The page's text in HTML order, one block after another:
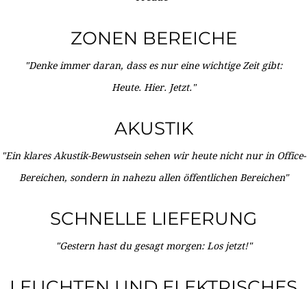
ZONEN BEREICHE
"Denke immer daran, dass es nur eine wichtige Zeit gibt:
Heute. Hier. Jetzt."
AKUSTIK
"Ein klares Akustik-Bewustsein sehen wir heute nicht nur in Office-
Bereichen, sondern in nahezu allen öffentlichen Bereichen"
SCHNELLE LIEFERUNG
"Gestern hast du gesagt morgen: Los jetzt!"